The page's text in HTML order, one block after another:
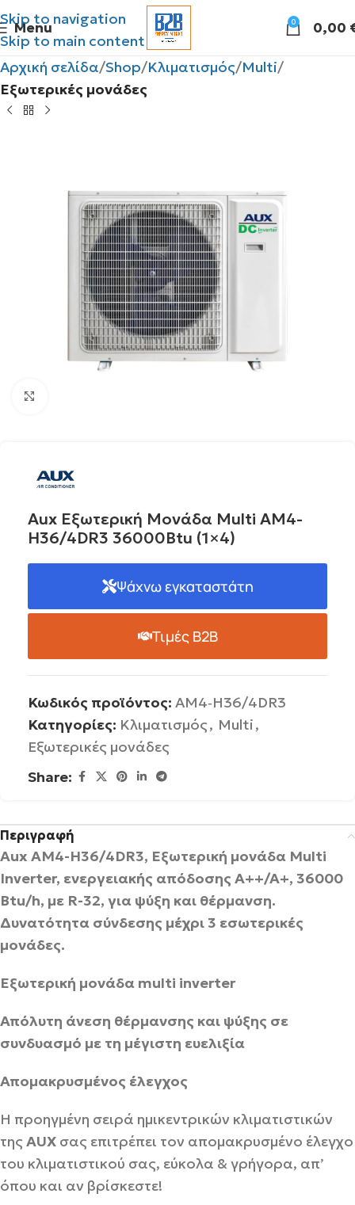
Skip to navigation
Skip to main content
Menu 0 0,00
Αρχική σελίδα Shop Κλιματισμός Multi
Εξωτερικές μονάδες
Aux Εξωτερική Μονάδα Multi AM4-
H36/4DR3 36000Btu (1×4)
Ψάχνω εγκαταστάτη
Τιμές B2B
Κωδικός προϊόντος: AM4‐H36/4DR3
Κατηγορίες: Κλιματισμός, Multi,
Εξωτερικές μονάδες
Share:
Περιγραφή
Aux AM4-H36/4DR3, Εξωτερική μονάδα Multi
Inverter, ενεργειακής απόδοσης A++/A+, 36000
Btu/h, με R-32, για ψύξη και θέρμανση.
Δυνατότητα σύνδεσης μέχρι 3 εσωτερικές
μονάδες.
Εξωτερική μονάδα multi inverter
Απόλυτη άνεση θέρμανσης και ψύξης σε
συνδυασμό με τη μέγιστη ευελιξία
Απομακρυσμένος έλεγχος
Η προηγμένη σειρά ημικεντρικών κλιματιστικών
της AUX σας επιτρέπει τον απομακρυσμένο έλεγχο
του κλιματιστικού σας, εύκολα & γρήγορα, απ’
όπου και αν βρίσκεστε!